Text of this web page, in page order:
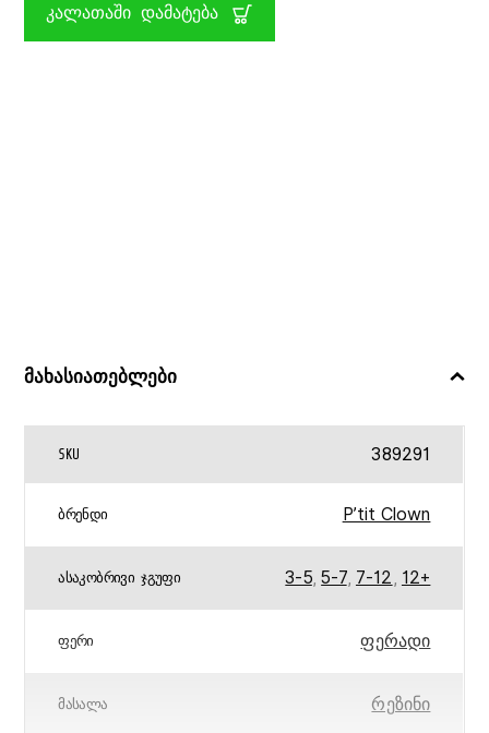
P’TIT
ᲙᲐᲚᲐᲗᲐᲨᲘ ᲓᲐᲛᲐᲢᲔᲑᲐ
მახასიათებლები
SKU 389291
ᲑᲠᲔᲜᲓᲘ P’tit Clown
ᲐᲡᲐᲙᲝᲑᲠᲘᲕᲘ ᲯᲒᲣᲤᲘ 3-5,5-7, 7-12, 12+
ᲤᲔᲠᲘ ფერადი
ᲛᲐᲡᲐᲚᲐ რეზინი